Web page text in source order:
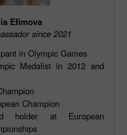
Efimova
since 2021
in Olympic Games
Medalist in 2012 and
Champion
holder at European